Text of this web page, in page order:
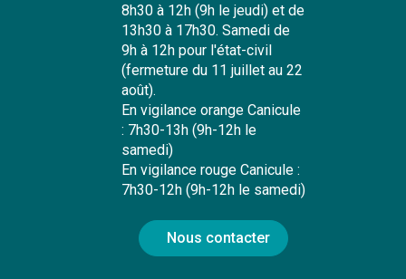
8h30 à 12h (9h le jeudi) et de
13h30 à 17h30. Samedi de
9h à 12h pour l'état-civil
(fermeture du 11 juillet au 22
août).
En vigilance orange Canicule
: 7h30-13h (9h-12h le
samedi)
En vigilance rouge Canicule :
7h30-12h (9h-12h le samedi)
Nous contacter